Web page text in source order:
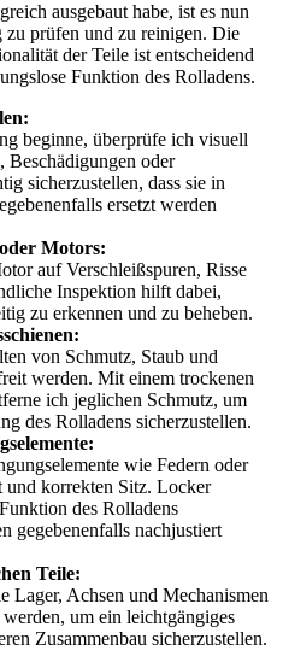
ausgebaut habe, ist es nun
prüfen und zu reinigen. Die
der Teile ist entscheidend
Funktion des Rolladens.
beginne, überprüfe ich visuell
Beschädigungen oder
sicherzustellen, dass sie in
ersetzt werden
Motors:
auf Verschleißspuren, Risse
Inspektion hilft dabei,
zu erkennen und zu beheben.
von Schmutz, Staub und
werden. Mit einem trockenen
ich jeglichen Schmutz, um
des Rolladens sicherzustellen.
wie Federn oder
und korrekten Sitz. Locker
des Rolladens
gegebenenfalls nachjustiert
Teile:
Lager, Achsen und Mechanismen
um ein leichtgängiges
Zusammenbau sicherzustellen.